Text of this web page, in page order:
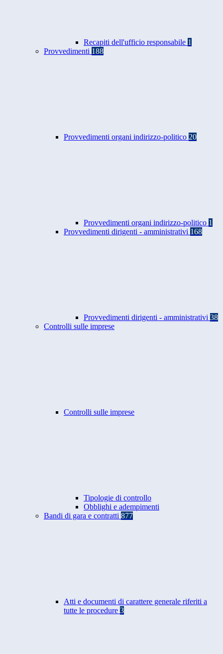
Recapiti dell'ufficio responsabile 1
Provvedimenti 188
Provvedimenti organi indirizzo-politico 20
Provvedimenti organi indirizzo-politico 1
Provvedimenti dirigenti - amministrativi 168
Provvedimenti dirigenti - amministrativi 38
Controlli sulle imprese
Controlli sulle imprese
Tipologie di controllo
Obblighi e adempimenti
Bandi di gara e contratti 877
Atti e documenti di carattere generale riferiti a
tutte le procedure 3